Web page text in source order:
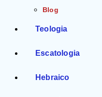
Blog
Teologia
Escatologia
Hebraico